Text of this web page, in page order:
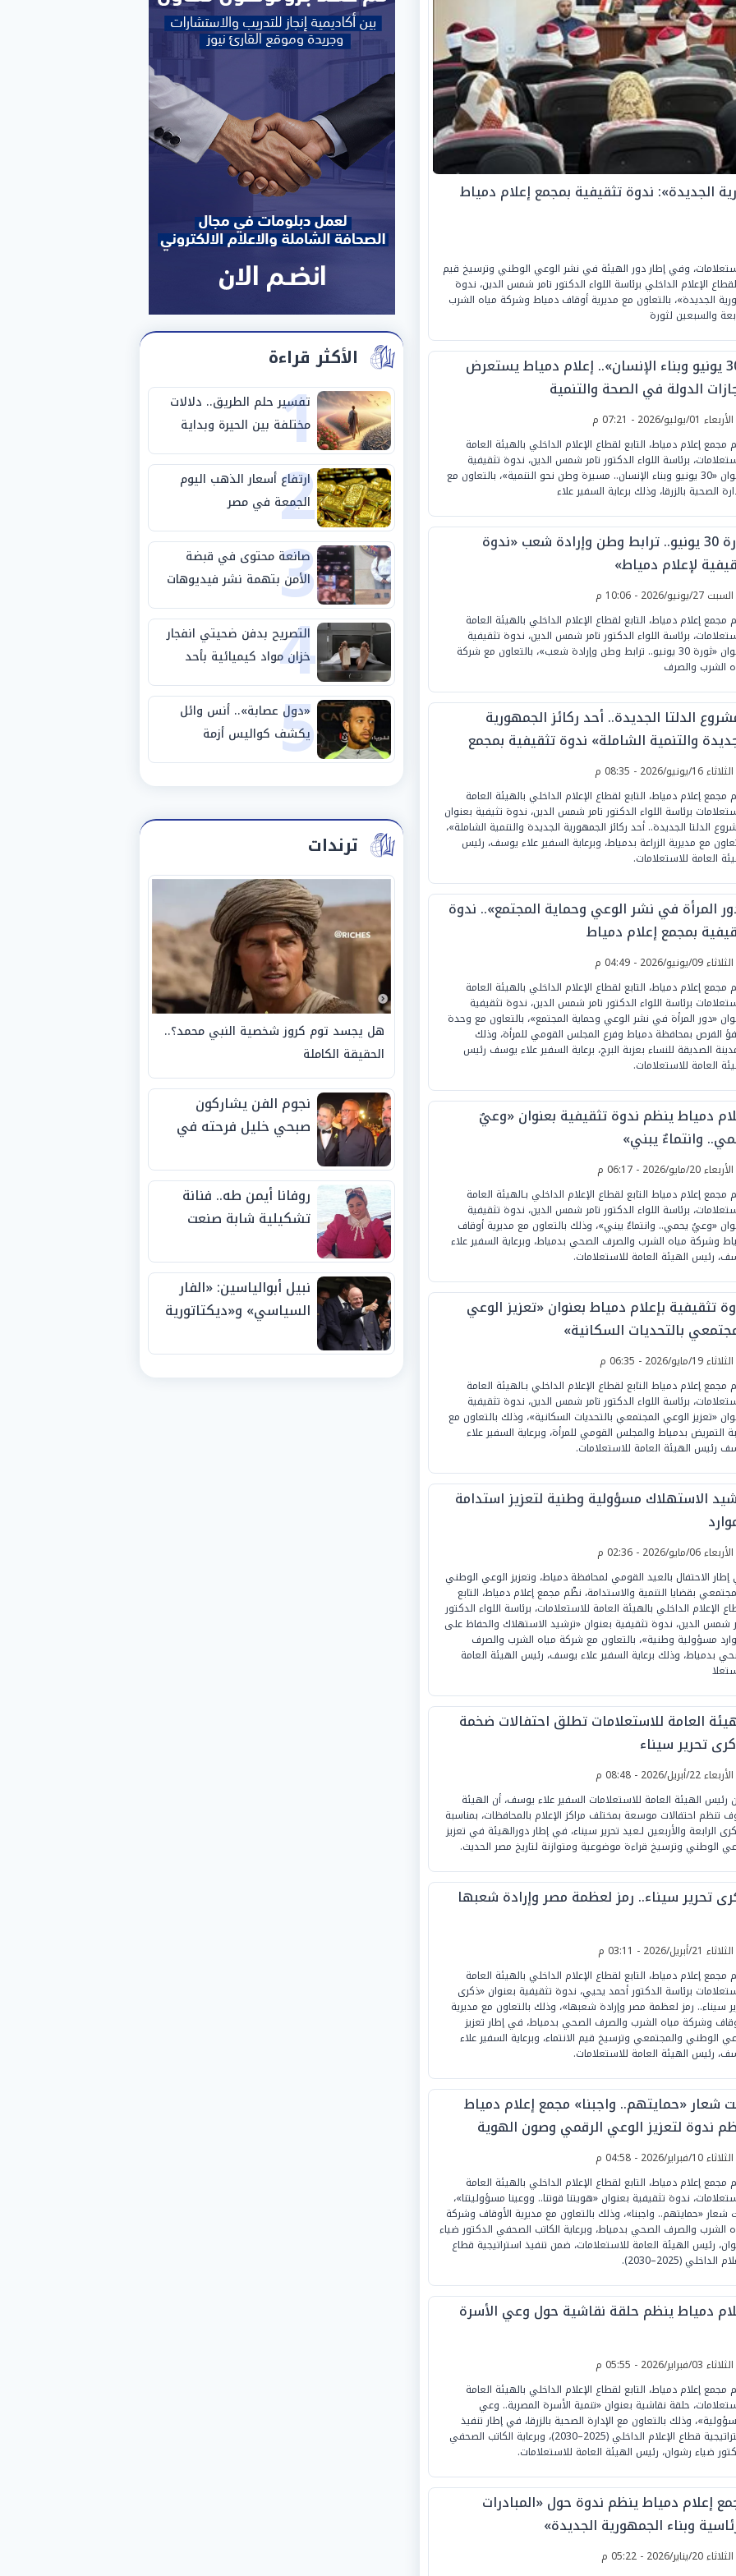
الجديدة»: ندوة تثقيفية بمجمع إعلام دمياط
وفي إطار دور الهيئة في نشر الوعي الوطني وترسيخ قيم
الإعلام الداخلي برئاسة اللواء الدكتور تامر شمس الدين، ندوة
الجديدة»، بالتعاون مع مديرية أوقاف دمياط وشركة مياه الشرب
والسبعين لثورة
«30 يونيو وبناء الإنسان».. إعلام دمياط يستعرض
الدولة في الصحة والتنمية
الأربعاء 01/يوليو/2026 - 07:21 م
مجمع إعلام دمياط، التابع لقطاع الإعلام الداخلي بالهيئة العامة
برئاسة اللواء الدكتور تامر شمس الدين، ندوة تثقيفية
بعنوان «30 يونيو وبناء الإنسان.. مسيرة وطن نحو التنمية»، بالتعاون مع
الصحية بالزرقا، وذلك برعاية السفير علاء
ثورة 30 يونيو.. ترابط وطن وإرادة شعب «ندوة
لإعلام دمياط»
السبت 27/يونيو/2026 - 10:06 م
مجمع إعلام دمياط، التابع لقطاع الإعلام الداخلي بالهيئة العامة
برئاسة اللواء الدكتور تامر شمس الدين، ندوة تثقيفية
بعنوان «ثورة 30 يونيو.. ترابط وطن وإرادة شعب»، بالتعاون مع شركة
الشرب والصرف
الدلتا الجديدة.. أحد ركائز الجمهورية
والتنمية الشاملة» ندوة تثقيفية بمجمع
دمياطالثلاثاء 16/يونيو/2026 - 08:35 م
مجمع إعلام دمياط، التابع لقطاع الإعلام الداخلي بالهيئة العامة
برئاسة اللواء الدكتور تامر شمس الدين، ندوة تثيفية بعنوان
الدلتا الجديدة.. أحد ركائز الجمهورية الجديدة والتنمية الشاملة»،
مع مديرية الزراعة بدمياط، وبرعاية السفير علاء يوسف، رئيس
العامة للاستعلامات.
المرأة في نشر الوعي وحماية المجتمع».. ندوة
بمجمع إعلام دمياط
الثلاثاء 09/يونيو/2026 - 04:49 م
مجمع إعلام دمياط، التابع لقطاع الإعلام الداخلي بالهيئة العامة
برئاسة اللواء الدكتور تامر شمس الدين، ندوة تثقيفية
«دور المرأة في نشر الوعي وحماية المجتمع»، بالتعاون مع وحدة
الفرص بمحافظة دمياط وفرع المجلس القومي للمرأة، وذلك
الصديقة للنساء بعزبة البرج، برعاية السفير علاء يوسف رئيس
العامة للاستعلامات.
دمياط ينظم ندوة تثقيفية بعنوان «وعيٌ
وانتماءٌ يبني»
الأربعاء 20/مايو/2026 - 06:17 م
مجمع إعلام دمياط التابع لقطاع الإعلام الداخلي بـالهيئة العامة
برئاسة اللواء الدكتور تامر شمس الدين، ندوة تثقيفية
«وعيٌ يحمي.. وانتماءٌ يبني»، وذلك بالتعاون مع مديرية أوقاف
وشركة مياه الشرب والصرف الصحي بدمياط، وبرعاية السفير علاء
رئيس الهيئة العامة للاستعلامات.
تثقيفية بإعلام دمياط بعنوان «تعزيز الوعي
بالتحديات السكانية»
الثلاثاء 19/مايو/2026 - 06:35 م
مجمع إعلام دمياط التابع لقطاع الإعلام الداخلي بـالهيئة العامة
برئاسة اللواء الدكتور تامر شمس الدين، ندوة تثقيفية
«تعزيز الوعي المجتمعي بالتحديات السكانية»، وذلك بالتعاون مع
التمريض بدمياط والمجلس القومي للمرأة، وبرعاية السفير علاء
رئيس الهيئة العامة للاستعلامات.
الاستهلاك مسؤولية وطنية لتعزيز استدامة
الأربعاء 06/مايو/2026 - 02:36 م
الاحتفال بالعيد القومي لمحافظة دمياط، وتعزيز الوعي الوطني
بقضايا التنمية والاستدامة، نظّم مجمع إعلام دمياط، التابع
الإعلام الداخلي بالهيئة العامة للاستعلامات، برئاسة اللواء الدكتور
شمس الدين، ندوة تثقيفية بعنوان «ترشيد الاستهلاك والحفاظ على
مسؤولية وطنية»، بالتعاون مع شركة مياه الشرب والصرف
بدمياط، وذلك برعاية السفير علاء يوسف، رئيس الهيئة العامة
العامة للاستعلامات تطلق احتفالات ضخمة
تحرير سيناء
الأربعاء 22/أبريل/2026 - 08:48 م
رئيس الهيئة العامة للاستعلامات السفير علاء يوسف، أن الهيئة
تنظم احتفالات موسعة بمختلف مراكز الإعلام بالمحافظات، بمناسبة
الرابعة والأربعين لـعيد تحرير سيناء، في إطار دورالهيئة في تعزيز
الوطني وترسيخ قراءة موضوعية ومتوازنة لتاريخ مصر الحديث.
تحرير سيناء.. رمز لعظمة مصر وإرادة شعبها
الثلاثاء 21/أبريل/2026 - 03:11 م
مجمع إعلام دمياط، التابع لقطاع الإعلام الداخلي بالهيئة العامة
برئاسة الدكتور أحمد يحيي، ندوة تثقيفية بعنوان «ذكرى
سيناء.. رمز لعظمة مصر وإرادة شعبها»، وذلك بالتعاون مع مديرية
وشركة مياه الشرب والصرف الصحي بدمياط، في إطار تعزيز
الوطني والمجتمعي وترسيخ قيم الانتماء، وبرعاية السفير علاء
رئيس الهيئة العامة للاستعلامات.
شعار «حمايتهم.. واجبنا» مجمع إعلام دمياط
ندوة لتعزيز الوعي الرقمي وصون الهوية
الثلاثاء 10/فبراير/2026 - 04:58 م
مجمع إعلام دمياط، التابع لقطاع الإعلام الداخلي بالهيئة العامة
ندوة تثقيفية بعنوان «هويتنا قوتنا.. ووعينا مسؤوليتنا»،
شعار «حمايتهم.. واجبنا»، وذلك بالتعاون مع مديرية الأوقاف وشركة
الشرب والصرف الصحي بدمياط، وبرعاية الكاتب الصحفي الدكتور ضياء
رئيس الهيئة العامة للاستعلامات، ضمن تنفيذ استراتيجية قطاع
الداخلي (2025–2030).
دمياط ينظم حلقة نقاشية حول وعي الأسرة
الثلاثاء 03/فبراير/2026 - 05:55 م
مجمع إعلام دمياط، التابع لقطاع الإعلام الداخلي بالهيئة العامة
حلقة نقاشية بعنوان «تنمية الأسرة المصرية.. وعي
وذلك بالتعاون مع الإدارة الصحية بالزرقا، في إطار تنفيذ
استراتيجية قطاع الإعلام الداخلي (2025–2030)، وبرعاية الكاتب الصحفي
ضياء رشوان، رئيس الهيئة العامة للاستعلامات.
إعلام دمياط ينظم ندوة حول «المبادرات
وبناء الجمهورية الجديدة»
الثلاثاء 20/يناير/2026 - 05:22 م
الأكثر قراءة
1
تفسير حلم الطريق.. دلالات
مختلفة بين الحيرة وبداية
مرحلة جديدة
2
ارتفاع أسعار الذهب اليوم
الجمعة في مصر
3
صانعة محتوى في قبضة
الأمن بتهمة نشر فيديوهات
خادشة للحياء
4
التصريح بدفن ضحيتي انفجار
خزان مواد كيميائية بأحد
مصانع الفيوم
5
«دول عصابة».. أنس وائل
يكشف كواليس أزمة
استبعاده المفاجئ من
ترندات
هل يجسد توم كروز شخصية النبي محمد؟..
الحقيقة الكاملة
نجوم الفن يشاركون
صبحي خليل فرحته في
روفانا أيمن طه.. فنانة
تشكيلية شابة صنعت
الجوائز منذ الصغر
نبيل أبوالياسين: «الفار
السياسي» و«ديكتاتورية
الفيفا».. وإقالة